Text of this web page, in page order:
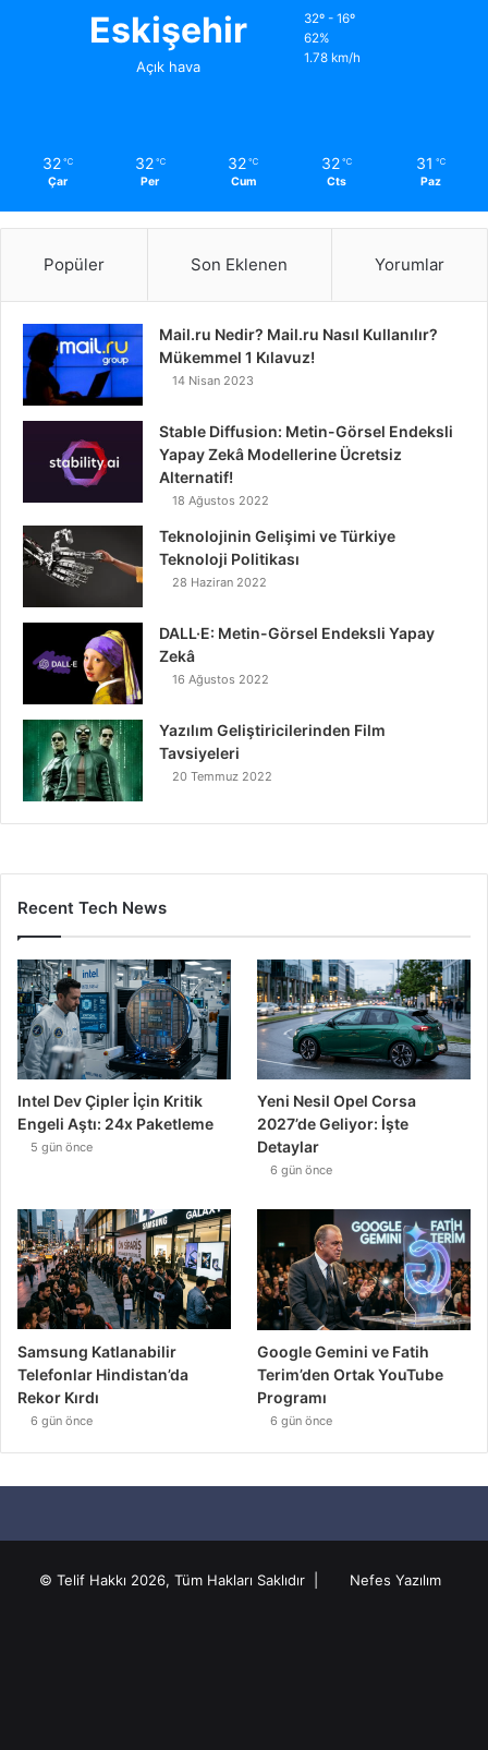
Eskişehir
Açık hava
32º - 16º
62%
1.78 km/h
32 ℃
Çar
32 ℃
Per
32 ℃
Cum
32 ℃
Cts
31 ℃
Paz
Popüler Son Eklenen Yorumlar
Mail.ru Nedir? Mail.ru Nasıl Kullanılır?
Mükemmel 1 Kılavuz!
14 Nisan 2023
Stable Diffusion: Metin-Görsel Endeksli
Yapay Zekâ Modellerine Ücretsiz
Alternatif!
18 Ağustos 2022
Teknolojinin Gelişimi ve Türkiye
Teknoloji Politikası
28 Haziran 2022
DALL·E: Metin-Görsel Endeksli Yapay
Zekâ
16 Ağustos 2022
Yazılım Geliştiricilerinden Film
Tavsiyeleri
20 Temmuz 2022
Recent Tech News
Intel Dev Çipler İçin Kritik
Engeli Aştı: 24x Paketleme
5 gün önce
Yeni Nesil Opel Corsa
2027’de Geliyor: İşte
Detaylar
6 gün önce
Samsung Katlanabilir
Telefonlar Hindistan’da
Rekor Kırdı
6 gün önce
Google Gemini ve Fatih
Terim’den Ortak YouTube
Programı
6 gün önce
© Telif Hakkı 2026, Tüm Hakları Saklıdır | Nefes Yazılım